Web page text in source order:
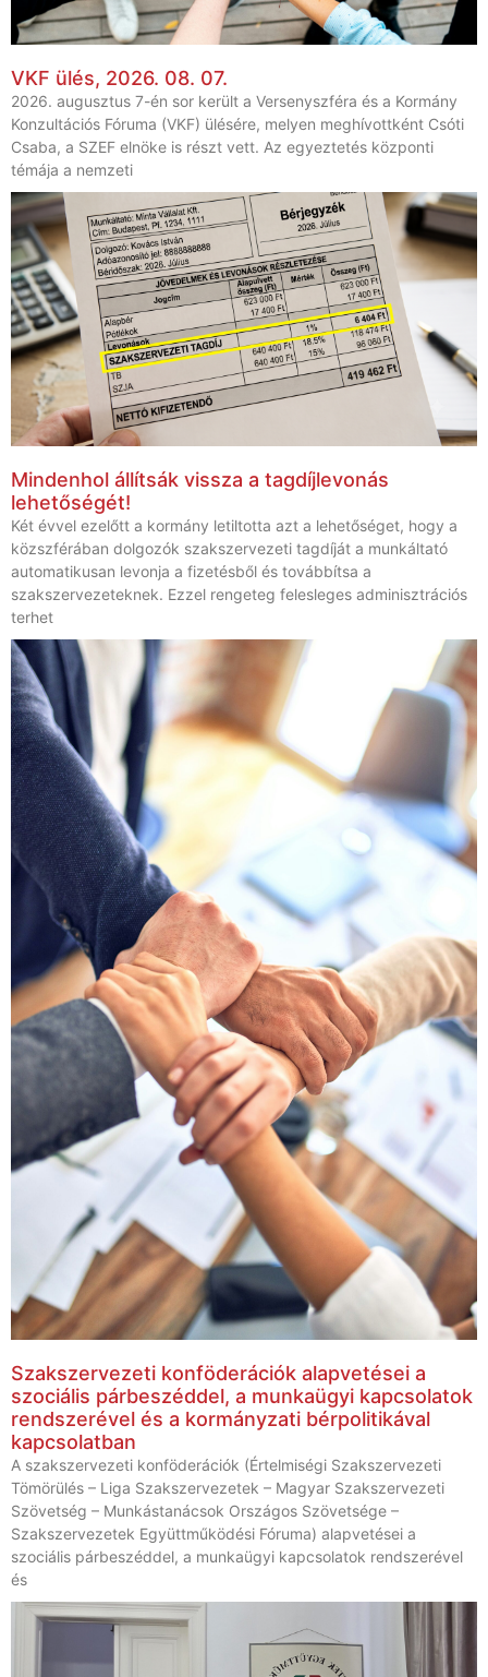
VKF ülés, 2026. 08. 07.
2026. augusztus 7-én sor került a Versenyszféra és a Kormány
Konzultációs Fóruma (VKF) ülésére, melyen meghívottként Csóti
Csaba, a SZEF elnöke is részt vett. Az egyeztetés központi
témája a nemzeti
Mindenhol állítsák vissza a tagdíjlevonás
lehetőségét!
Két évvel ezelőtt a kormány letiltotta azt a lehetőséget, hogy a
közszférában dolgozók szakszervezeti tagdíját a munkáltató
automatikusan levonja a fizetésből és továbbítsa a
szakszervezeteknek. Ezzel rengeteg felesleges adminisztrációs
terhet
Szakszervezeti konföderációk alapvetései a
szociális párbeszéddel, a munkaügyi kapcsolatok
rendszerével és a kormányzati bérpolitikával
kapcsolatban
A szakszervezeti konföderációk (Értelmiségi Szakszervezeti
Tömörülés – Liga Szakszervezetek – Magyar Szakszervezeti
Szövetség – Munkástanácsok Országos Szövetsége –
Szakszervezetek Együttműködési Fóruma) alapvetései a
szociális párbeszéddel, a munkaügyi kapcsolatok rendszerével
és